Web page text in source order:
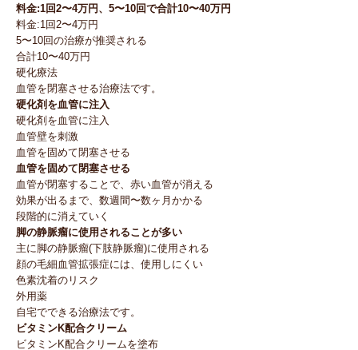
料金:1回2〜4万円、5〜10回で合計10〜40万円
料金:1回2〜4万円
5〜10回の治療が推奨される
合計10〜40万円
硬化療法
血管を閉塞させる治療法です。
硬化剤を血管に注入
硬化剤を血管に注入
血管壁を刺激
血管を固めて閉塞させる
血管を固めて閉塞させる
血管が閉塞することで、赤い血管が消える
効果が出るまで、数週間〜数ヶ月かかる
段階的に消えていく
脚の静脈瘤に使用されることが多い
主に脚の静脈瘤(下肢静脈瘤)に使用される
顔の毛細血管拡張症には、使用しにくい
色素沈着のリスク
外用薬
自宅でできる治療法です。
ビタミンK配合クリーム
ビタミンK配合クリームを塗布